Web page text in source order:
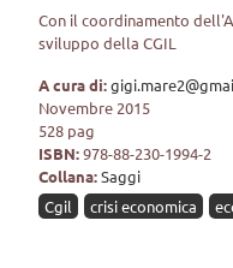
Con il coordinamento
sviluppo della CGIL
A cura di:
Novembre 2015
528 pag
ISBN:978-88-230-1994-2
Collana:Saggi
Cgil
crisi economica